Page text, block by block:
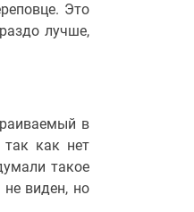
Это
лучше,
в
так как нет
такое
не виден, но